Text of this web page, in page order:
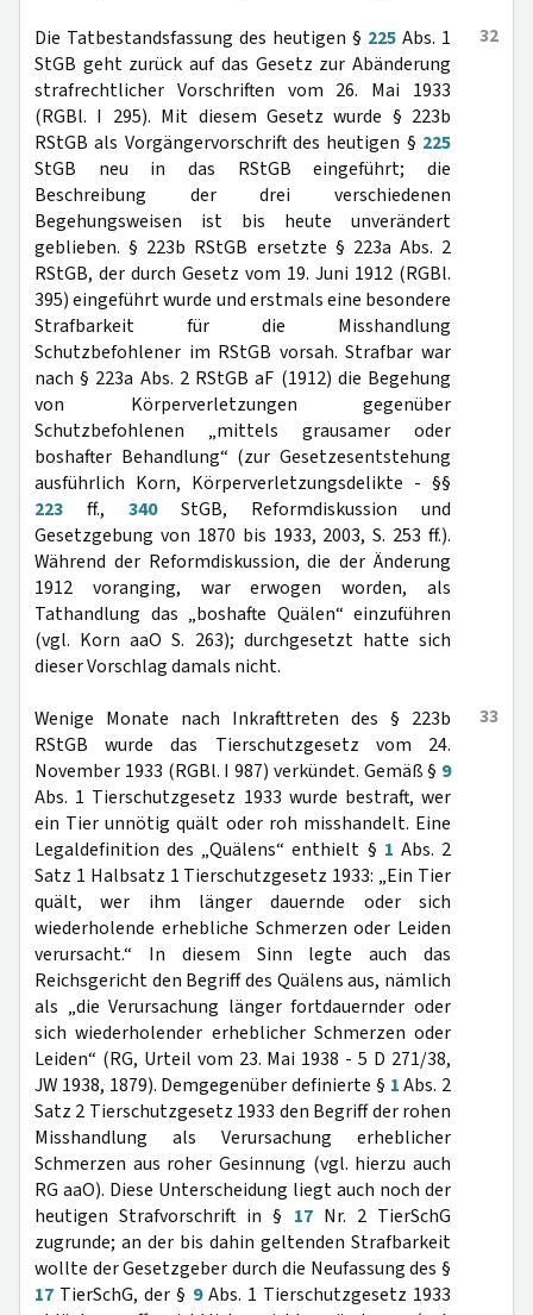
32
Die Tatbestandsfassung des heutigen § 225 Abs. 1
StGB geht zurück auf das Gesetz zur Abänderung
strafrechtlicher Vorschriften vom 26. Mai 1933
(RGBl. I 295). Mit diesem Gesetz wurde § 223b
RStGB als Vorgängervorschrift des heutigen § 225
StGB neu in das RStGB eingeführt; die
Beschreibung der drei verschiedenen
Begehungsweisen ist bis heute unverändert
geblieben. § 223b RStGB ersetzte § 223a Abs. 2
RStGB, der durch Gesetz vom 19. Juni 1912 (RGBl.
395) eingeführt wurde und erstmals eine besondere
Strafbarkeit für die Misshandlung
Schutzbefohlener im RStGB vorsah. Strafbar war
nach § 223a Abs. 2 RStGB aF (1912) die Begehung
von Körperverletzungen gegenüber
Schutzbefohlenen „mittels grausamer oder
boshafter Behandlung“ (zur Gesetzesentstehung
ausführlich Korn, Körperverletzungsdelikte - §§
223 ff., 340StGB, Reformdiskussion und
Gesetzgebung von 1870 bis 1933, 2003, S. 253 ff.).
Während der Reformdiskussion, die der Änderung
1912 voranging, war erwogen worden, als
Tathandlung das „boshafte Quälen“ einzuführen
(vgl. Korn aaO S. 263); durchgesetzt hatte sich
dieser Vorschlag damals nicht.
33
Wenige Monate nach Inkrafttreten des § 223b
RStGB wurde das Tierschutzgesetz vom 24.
November 1933 (RGBl. I 987) verkündet. Gemäß § 9
Abs. 1 Tierschutzgesetz 1933 wurde bestraft, wer
ein Tier unnötig quält oder roh misshandelt. Eine
Legaldefinition des „Quälens“ enthielt § 1 Abs. 2
Satz 1 Halbsatz 1 Tierschutzgesetz 1933: „Ein Tier
quält, wer ihm länger dauernde oder sich
wiederholende erhebliche Schmerzen oder Leiden
verursacht.“ In diesem Sinn legte auch das
Reichsgericht den Begriff des Quälens aus, nämlich
als „die Verursachung länger fortdauernder oder
sich wiederholender erheblicher Schmerzen oder
Leiden“ (RG, Urteil vom 23. Mai 1938 - 5 D 271/38,
JW 1938, 1879). Demgegenüber definierte § 1Abs. 2
Satz 2 Tierschutzgesetz 1933 den Begriff der rohen
Misshandlung als Verursachung erheblicher
Schmerzen aus roher Gesinnung (vgl. hierzu auch
RG aaO). Diese Unterscheidung liegt auch noch der
heutigen Strafvorschrift in § 17Nr. 2 TierSchG
zugrunde; an der bis dahin geltenden Strafbarkeit
wollte der Gesetzgeber durch die Neufassung des §
17 TierSchG, der § 9Abs. 1 Tierschutzgesetz 1933